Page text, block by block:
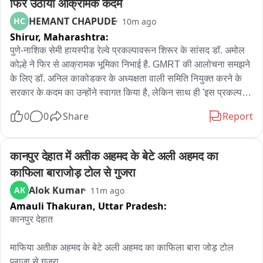
फिर उठाया आक्रामक कदम
HC HEMANT CHAPUDE 10m ago
Shirur, Maharashtra:
पुणे-नाशिक सेमी हायस्पीड रेल्वे प्रकल्पावरून शिरूर के सांसद डॉ. अमोल
कोल्हे ने फिर से आक्रामक भूमिका निभाई है. GMRT की आलोचना समझने
के लिए डॉ. अनिल काकोडकर के अध्यक्षता वाली समिति नियुक्त करने के
सरकार के कदम का उन्होंने स्वागत किया है, लेकिन साथ ही 'इस प्रकल्प में
अहमिल्यानगर मार्ग से नहीं नेता मंचर, नारायणगाव, आळेफाटा और संगमनेर
0 0 Share Report
कानपुर देहात में अतीक अहमद के बेटे अली अहमद का
काफिला बाराजोड़ टोल से गुजरा
AK Alok Kumar 11m ago
Amauli Thakuran, Uttar Pradesh:
कानपुर देहात
माफिया अतीक अहमद के बेटे अली अहमद का काफिला बारा जोड़ टोल